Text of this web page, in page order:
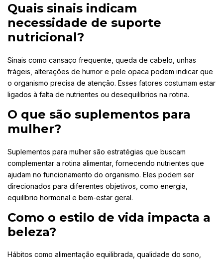
Quais sinais indicam
necessidade de suporte
nutricional?
Sinais como cansaço frequente, queda de cabelo, unhas
frágeis, alterações de humor e pele opaca podem indicar que
o organismo precisa de atenção. Esses fatores costumam estar
ligados à falta de nutrientes ou desequilíbrios na rotina.
O que são suplementos para
mulher?
Suplementos para mulher são estratégias que buscam
complementar a rotina alimentar, fornecendo nutrientes que
ajudam no funcionamento do organismo. Eles podem ser
direcionados para diferentes objetivos, como energia,
equilíbrio hormonal e bem-estar geral.
Como o estilo de vida impacta a
beleza?
Hábitos como alimentação equilibrada, qualidade do sono,